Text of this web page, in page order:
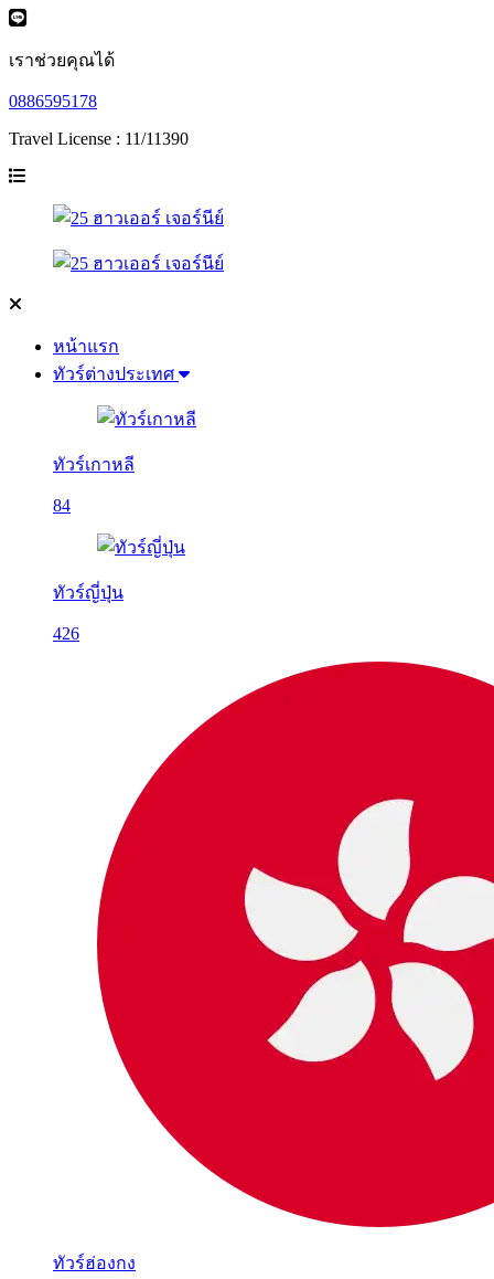
เราช่วยคุณได้
0886595178
Travel License : 11/11390
หน้าแรก
ทัวร์ต่างประเทศ
ทัวร์เกาหลี
84
ทัวร์ญี่ปุ่น
426
ทัวร์ฮ่องกง